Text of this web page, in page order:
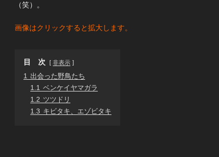
（笑）。
画像はクリックすると拡大します。
目 次 非表示
1
出会った野鳥たち
1.1
ベンケイヤマガラ
1.2 ツツドリ
1.3 キビタキ、エゾビタキ